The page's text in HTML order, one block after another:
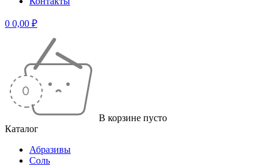
0 0,00 ₽
В корзине пусто
Каталог
Абразивы
Соль